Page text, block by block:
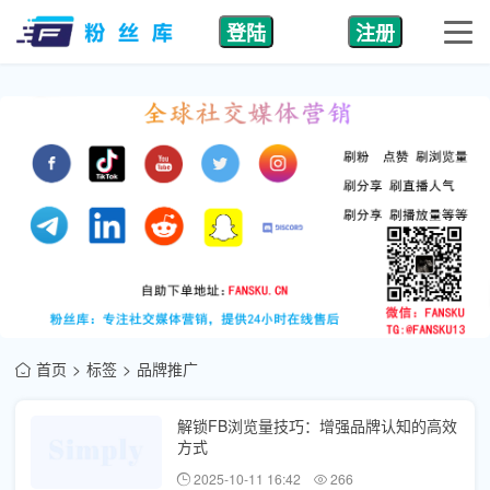
登陆 注册
首页 标签 品牌推广
解锁FB浏览量技巧：增强品牌认知的高效
方式
2025-10-11 16:42 266